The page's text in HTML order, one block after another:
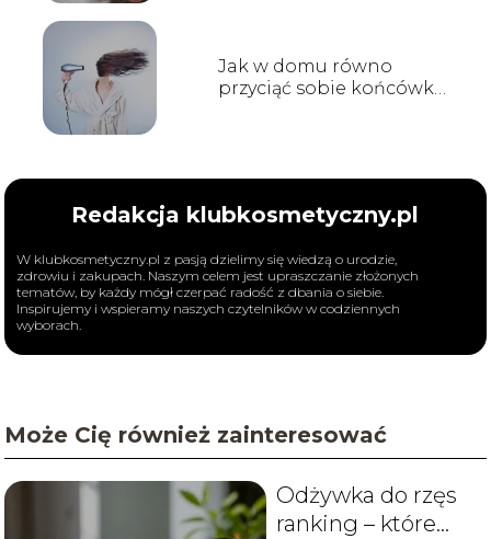
Jak w domu równo
przyciąć sobie końcówki
Redakcja klubkosmetyczny.pl
W klubkosmetyczny.pl z pasją dzielimy się wiedzą o urodzie,
zdrowiu i zakupach. Naszym celem jest upraszczanie złożonych
tematów, by każdy mógł czerpać radość z dbania o siebie.
Inspirujemy i wspieramy naszych czytelników w codziennych
wyborach.
Może Cię również zainteresować
Odżywka do rzęs
ranking – które